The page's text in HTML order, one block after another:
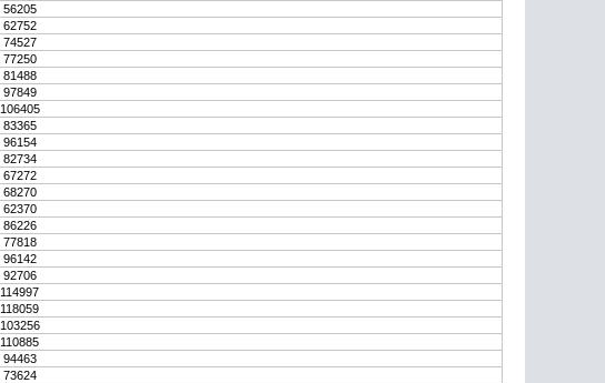
56205
62752
74527
77250
81488
97849
106405
83365
96154
82734
67272
68270
62370
86226
77818
96142
92706
114997
118059
103256
110885
94463
73624